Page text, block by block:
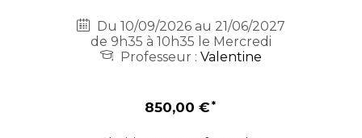
Du 10/09/2026 au 21/06/2027
de 9h35 à 10h35 le Mercredi
Professeur : Valentine
850,00 €